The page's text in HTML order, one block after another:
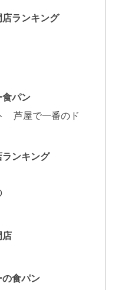
ランキング
パン
芦屋で一番のド
ンキング
店
食パン